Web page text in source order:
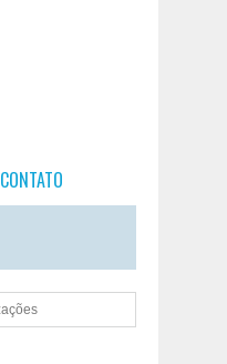
CONTATO